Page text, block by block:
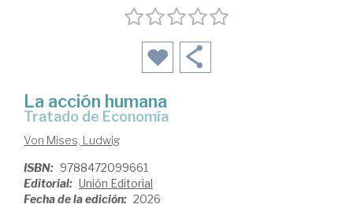
La acción humana
Tratado de Economía
Von Mises, Ludwig
ISBN: 9788472099661
Editorial: Unión Editorial
Fecha de la edición: 2026